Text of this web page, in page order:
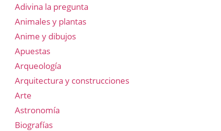
Adivina la pregunta
Animales y plantas
Anime y dibujos
Apuestas
Arqueología
Arquitectura y construcciones
Arte
Astronomía
Biografías